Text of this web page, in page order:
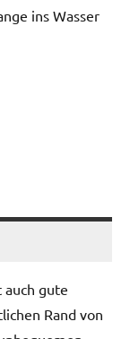
ins Wasser
gute
Rand von